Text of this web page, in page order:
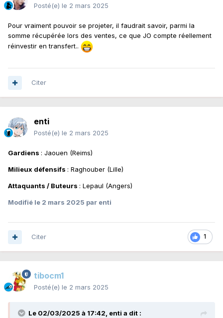
Posté(e) le 2 mars 2025
Pour vraiment pouvoir se projeter, il faudrait savoir, parmi la
somme récupérée lors des ventes, ce que JO compte réellement
réinvestir en transfert..
Citer
enti
Posté(e) le 2 mars 2025
Gardiens : Jaouen (Reims)
Milieux défensifs : Raghouber (Lille)
Attaquants / Buteurs : Lepaul (Angers)
Modifié le 2 mars 2025 par enti
1
Citer
tibocm1
Posté(e) le 2 mars 2025
Le 02/03/2025 à 17:42, enti a dit :